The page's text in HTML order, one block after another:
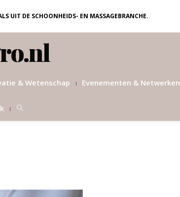
UIT DE SCHOONHEIDS- EN MASSAGEBRANCHE.
& Wetenschap Evenementen & Netwerken